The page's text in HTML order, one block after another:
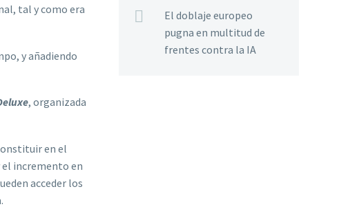
tal y como era
y añadiendo
, organizada
en el
el incremento en
acceder los
El doblaje europeo
pugna en multitud de
frentes contra la IA